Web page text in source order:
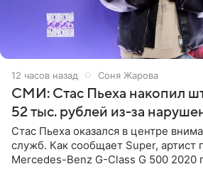
12 часов назад Соня Жарова
СМИ: Стас Пьеха накопил
52 тыс. рублей из-за
Стас Пьеха оказался в центре
служб. Как сообщает Super, артист
Mercedes-Benz G-Class G 500 2020